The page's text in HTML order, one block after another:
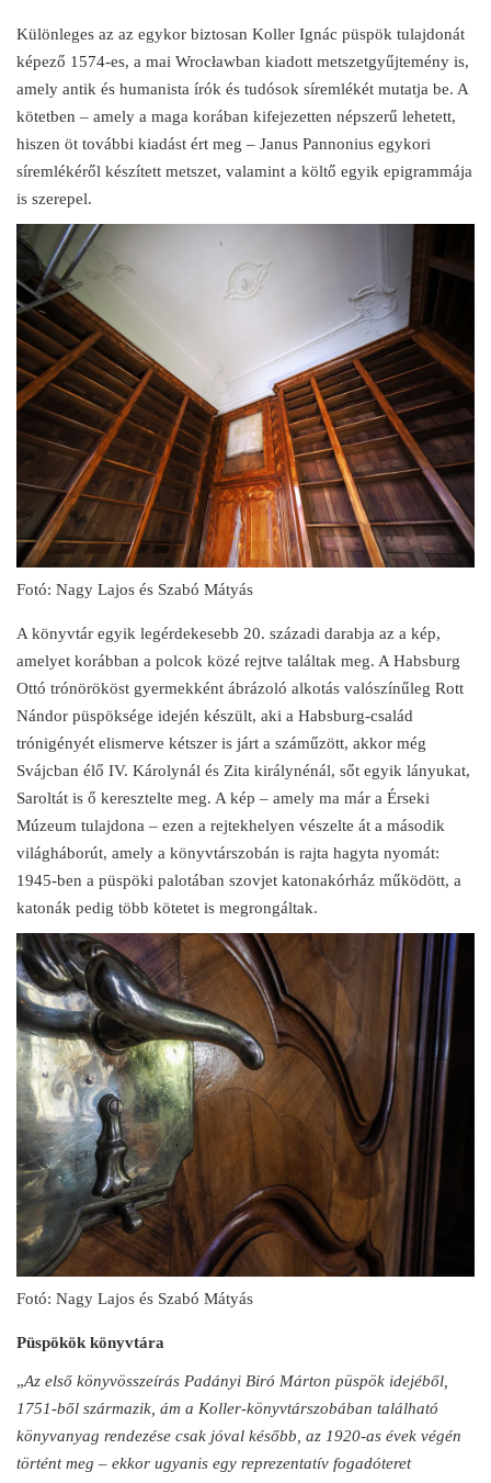
Különleges az az egykor biztosan Koller Ignác püspök tulajdonát
képező 1574-es, a mai Wrocławban kiadott metszetgyűjtemény is,
amely antik és humanista írók és tudósok síremlékét mutatja be. A
kötetben – amely a maga korában kifejezetten népszerű lehetett,
hiszen öt további kiadást ért meg – Janus Pannonius egykori
síremlékéről készített metszet, valamint a költő egyik epigrammája
is szerepel.
Fotó: Nagy Lajos és Szabó Mátyás
A könyvtár egyik legérdekesebb 20. századi darabja az a kép,
amelyet korábban a polcok közé rejtve találtak meg. A Habsburg
Ottó trónörököst gyermekként ábrázoló alkotás valószínűleg Rott
Nándor püspöksége idején készült, aki a Habsburg-család
trónigényét elismerve kétszer is járt a száműzött, akkor még
Svájcban élő IV. Károlynál és Zita királynénál, sőt egyik lányukat,
Saroltát is ő keresztelte meg. A kép – amely ma már a Érseki
Múzeum tulajdona – ezen a rejtekhelyen vészelte át a második
világháborút, amely a könyvtárszobán is rajta hagyta nyomát:
1945-ben a püspöki palotában szovjet katonakórház működött, a
katonák pedig több kötetet is megrongáltak.
Fotó: Nagy Lajos és Szabó Mátyás
Püspökök könyvtára
„Az első könyvösszeírás Padányi Biró Márton püspök idejéből,
1751-ből származik, ám a Koller-könyvtárszobában található
könyvanyag rendezése csak jóval később, az 1920-as évek végén
történt meg – ekkor ugyanis egy reprezentatív fogadóteret